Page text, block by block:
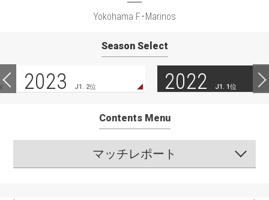
Yokohama F･Marinos
Season Select
2023 J1. 2位 2022 J1. 1位
Contents Menu
マッチレポート